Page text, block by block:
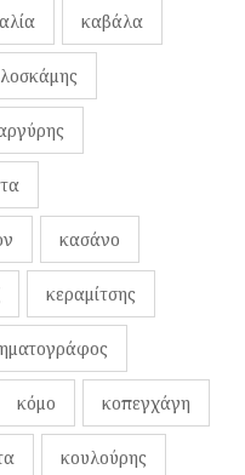
καβάλα
κασάνο
κεραμίτσης
κόμο κοπεγχάγη
κουλούρης